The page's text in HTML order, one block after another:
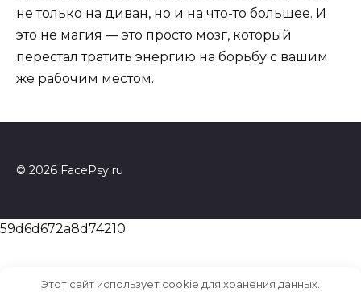
не только на диван, но и на что-то большее. И
это не магия — это просто мозг, который
перестал тратить энергию на борьбу с вашим
же рабочим местом.
© 2026 FacePsy.ru
59d6d672a8d74210
Этот сайт использует cookie для хранения данных.